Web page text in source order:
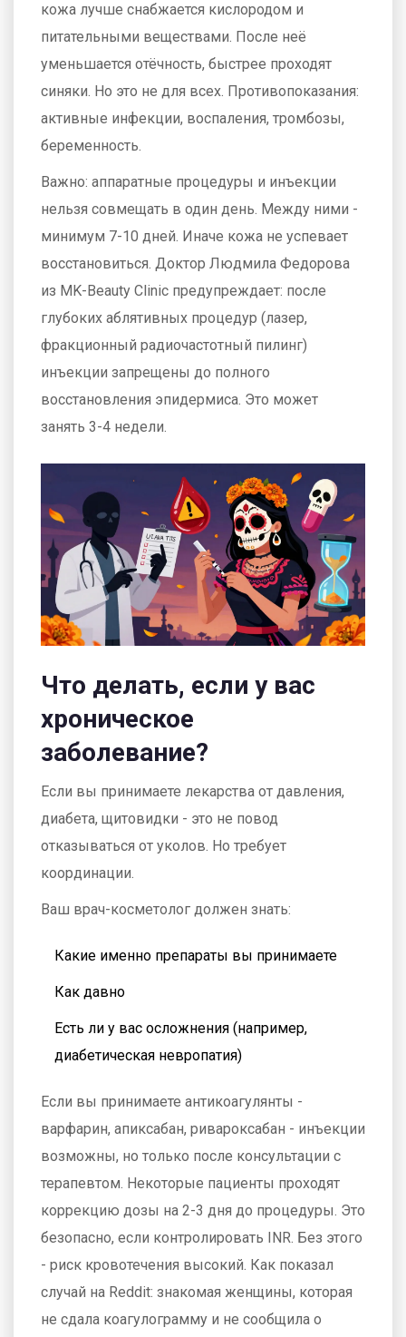
кожа лучше снабжается кислородом и
питательными веществами. После неё
уменьшается отёчность, быстрее проходят
синяки. Но это не для всех. Противопоказания:
активные инфекции, воспаления, тромбозы,
беременность.
Важно: аппаратные процедуры и инъекции
нельзя совмещать в один день. Между ними -
минимум 7-10 дней. Иначе кожа не успевает
восстановиться. Доктор Людмила Федорова
из MK-Beauty Clinic предупреждает: после
глубоких аблятивных процедур (лазер,
фракционный радиочастотный пилинг)
инъекции запрещены до полного
восстановления эпидермиса. Это может
занять 3-4 недели.
Что делать, если у вас
хроническое
заболевание?
Если вы принимаете лекарства от давления,
диабета, щитовидки - это не повод
отказываться от уколов. Но требует
координации.
Ваш врач-косметолог должен знать:
Какие именно препараты вы принимаете
Как давно
Есть ли у вас осложнения (например,
диабетическая невропатия)
Если вы принимаете антикоагулянты -
варфарин, апиксабан, ривароксабан - инъекции
возможны, но только после консультации с
терапевтом. Некоторые пациенты проходят
коррекцию дозы на 2-3 дня до процедуры. Это
безопасно, если контролировать INR. Без этого
- риск кровотечения высокий. Как показал
случай на Reddit: знакомая женщины, которая
не сдала коагулограмму и не сообщила о